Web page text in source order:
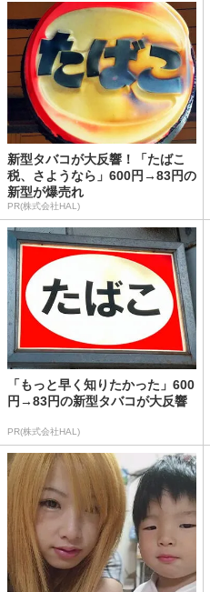
新型タバコが大反響！「たばこ
税、さようなら」600円→83円の
新型が爆売れ
PR(株式会社HAL)
「もっと早く知りたかった」600
円→83円の新型タバコが大反響
PR(株式会社HAL)